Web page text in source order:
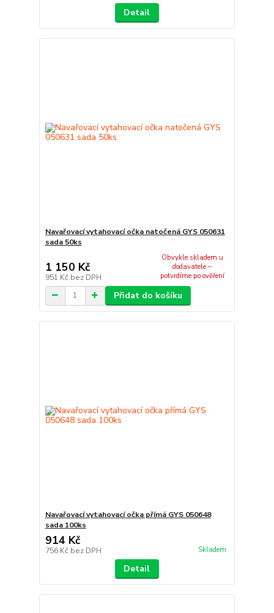
Detail
Navařovací vytahovací očka natočená GYS 050631
sada 50ks
1 150 Kč
951 Kč bez DPH
Obvykle skladem u
dodavatele –
potvrdíme po ověření
Přidat do košíku
Navařovací vytahovací očka přímá GYS 050648
sada 100ks
914 Kč
756 Kč bez DPH Skladem
Detail